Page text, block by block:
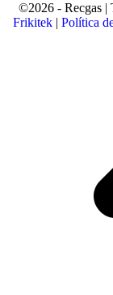
©2026 - Recgas |
Frikitek| Política